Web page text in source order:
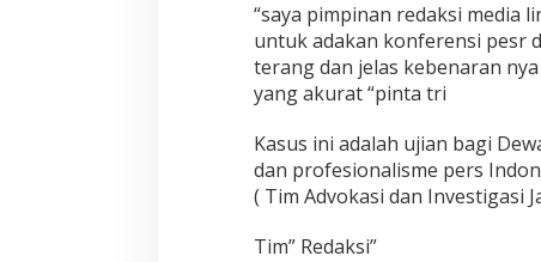
“saya pimpinan redaksi media
untuk adakan konferensi pesr
terang dan jelas kebenaran
yang akurat “pinta tri
Kasus ini adalah ujian bagi
dan profesionalisme pers
( Tim Advokasi dan Investigasi
Tim” Redaksi”